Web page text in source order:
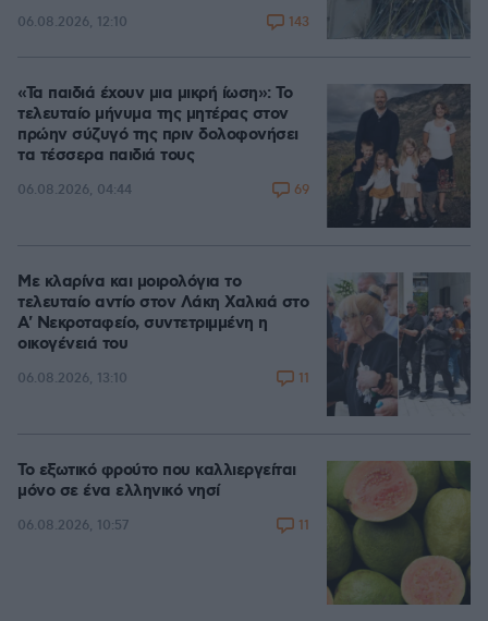
06.08.2026, 12:10 143
«Τα παιδιά έχουν μια μικρή ίωση»: Το
τελευταίο μήνυμα της μητέρας στον
πρώην σύζυγό της πριν δολοφονήσει
τα τέσσερα παιδιά τους
06.08.2026, 04:44 69
Με κλαρίνα και μοιρολόγια το
τελευταίο αντίο στον Λάκη Χαλκιά στο
A' Νεκροταφείο, συντετριμμένη η
οικογένειά του
06.08.2026, 13:10 11
Το εξωτικό φρούτο που καλλιεργείται
μόνο σε ένα ελληνικό νησί
06.08.2026, 10:57 11